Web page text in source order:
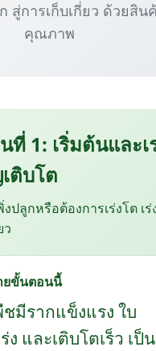
สู่การเก็บเกี่ยว ด้วยสิน
คุณภาพ
ที่ 1: เริ่มต้นและเ
ติบโต
ปลูกหรือต้องการเร่งโต เร่
ว
ยขั้นตอนนี้
มีรากแข็งแรง ใบ
ง และเติบโตเร็ว เป็น